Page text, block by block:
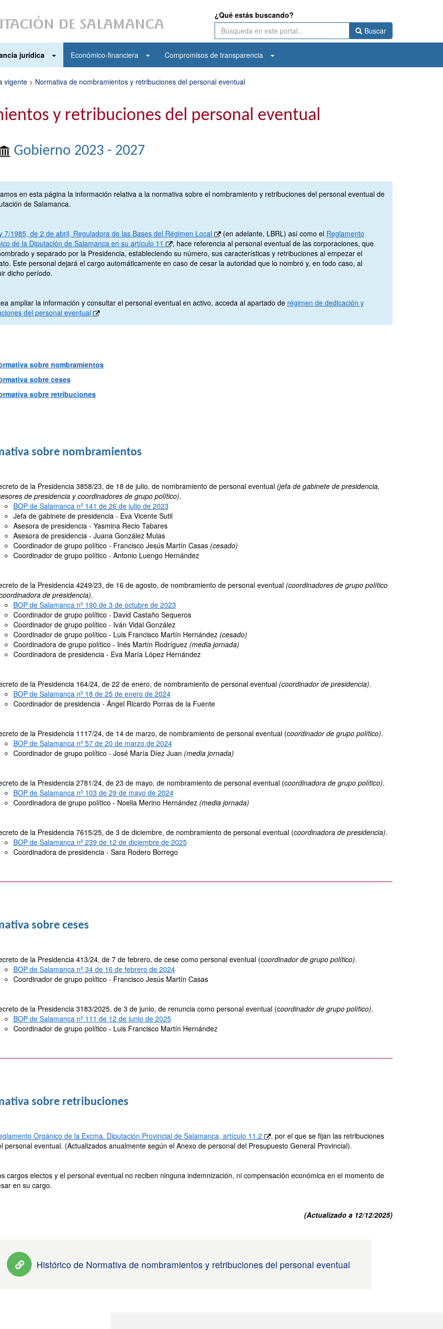
¿Qué estás buscando?
Buscar
jurídica Económico-financiera Compromisos de transparencia
vigente > Normativa de nombramientos y retribuciones del personal eventual
y retribuciones del personal eventual
Gobierno 2023 - 2027
en esta página la información relativa a la normativa sobre el nombramiento y retribuciones del personal eventual de
de Salamanca.
7/1985, de 2 de abril, Reguladora de las Bases del Régimen Local (en adelante, LBRL) así como el Reglamento
de la Diputación de Salamanca en su artículo 11
, hace referencia al personal eventual de las corporaciones, que
y separado por la Presidencia, estableciendo su número, sus características y retribuciones al empezar el
Este personal dejará el cargo automáticamente en caso de cesar la autoridad que lo nombró y, en todo caso, al
dicho período.
ampliar la información y consultar el personal eventual en activo, acceda al apartado de régimen de dedicación y
del personal eventual
sobre nombramientos
sobre ceses
sobre retribuciones
sobre nombramientos
de la Presidencia 3858/23, de 18 de julio, de nombramiento de personal eventual (jefa de gabinete de presidencia,
de presidencia y coordinadores de grupo político).
BOP de Salamanca nº 141 de 26 de julio de 2023
Jefa de gabinete de presidencia - Eva Vicente Sutil
Asesora de presidencia - Yasmina Recio Tabares
Asesora de presidencia - Juana González Mulas
Coordinador de grupo político - Francisco Jesús Martín Casas (cesado)
Coordinador de grupo político - Antonio Luengo Hernández
de la Presidencia 4249/23, de 16 de agosto, de nombramiento de personal eventual (coordinadores de grupo político
de presidencia).
BOP de Salamanca nº 190 de 3 de octubre de 2023
Coordinador de grupo político - David Castaño Sequeros
Coordinador de grupo político - Iván Vidal González
Coordinador de grupo político - Luis Francisco Martín Hernández (cesado)
Coordinadora de grupo político - Inés Martín Rodríguez (media jornada)
Coordinadora de presidencia - Eva María López Hernández
de la Presidencia 164/24, de 22 de enero, de nombramiento de personal eventual (coordinador de presidencia).
BOP de Salamanca nº 18 de 25 de enero de 2024
Coordinador de presidencia - Ángel Ricardo Porras de la Fuente
de la Presidencia 1117/24, de 14 de marzo, de nombramiento de personal eventual (coordinador de grupo político).
BOP de Salamanca nº 57 de 20 de marzo de 2024
Coordinador de grupo político - José María Díez Juan (media jornada)
de la Presidencia 2781/24, de 23 de mayo, de nombramiento de personal eventual (coordinadora de grupo político).
BOP de Salamanca nº 103 de 29 de mayo de 2024
Coordinadora de grupo político - Noelia Merino Hernández (media jornada)
de la Presidencia 7615/25, de 3 de diciembre, de nombramiento de personal eventual (coordinadora de presidencia).
BOP de Salamanca nº 239 de 12 de diciembre de 2025
Coordinadora de presidencia - Sara Rodero Borrego
sobre ceses
de la Presidencia 413/24, de 7 de febrero, de cese como personal eventual (coordinador de grupo político).
BOP de Salamanca nº 34 de 16 de febrero de 2024
Coordinador de grupo político - Francisco Jesús Martín Casas
de la Presidencia 3183/2025, de 3 de junio, de renuncia como personal eventual (coordinador de grupo político).
BOP de Salamanca nº 111 de 12 de junio de 2025
Coordinador de grupo político - Luis Francisco Martín Hernández
sobre retribuciones
Orgánico de la Excma. Diputación Provincial de Salamanca, artículo 11.2
, por el que se fijan las retribuciones
personal eventual. (Actualizados anualmente según el Anexo de personal del Presupuesto General Provincial).
cargos electos y el personal eventual no reciben ninguna indemnización, ni compensación económica en el momento de
en su cargo.
(Actualizado a 12/12/2025)
Histórico de Normativa de nombramientos y retribuciones del personal eventual